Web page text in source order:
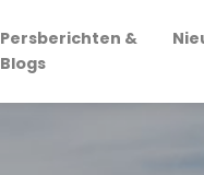
Persberichten &
Blogs